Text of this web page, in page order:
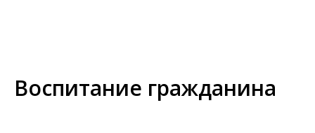
Воспитание гражданина